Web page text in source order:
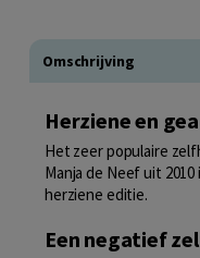
Omschrijving
Herziene en
Het zeer populaire
Manja de Neef uit
herziene editie.
Een negatief